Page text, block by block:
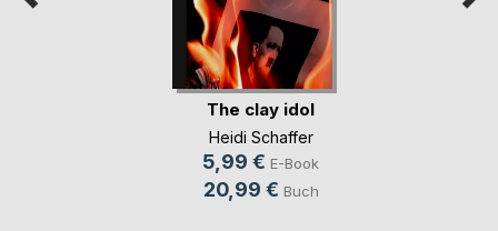
The clay idol
Heidi Schaffer
5,99 € E-Book
20,99 € Buch